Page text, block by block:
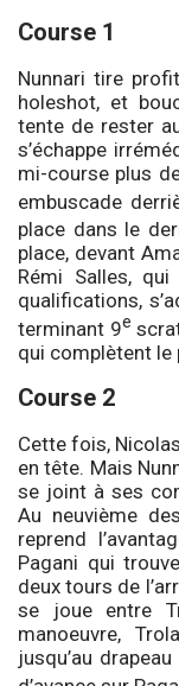
Course 1
Nunnari tire
holeshot, et
tente de rester
s’échappe
mi-course plus
embuscade
place dans le
place, devant
Rémi Salles,
qualifications,
terminant 9e
qui complètent le
Course 2
Cette fois,
en tête. Mais
se joint à ses
Au neuvième
reprend
Pagani qui
deux tours de
se joue entre
manoeuvre,
jusqu’au